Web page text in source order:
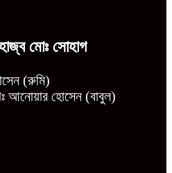
মোঃ সোহাগ
(রুমি)
আনোয়ার হোসেন (বাবুল)